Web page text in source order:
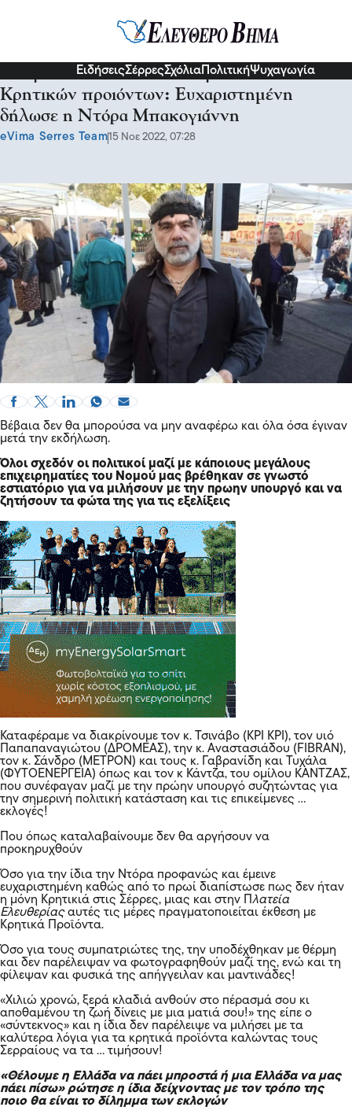
ΕιδήσειςΣέρρεςΣχόλια ΠολιτικήΨυχαγωγία
Και για την εκδήλωση και για την έκθεση
Κρητικών προιόντων: Ευχαριστημένη
δήλωσε η Ντόρα Μπακογιάννη
eVima Serres Team15 Νοε 2022, 07:28
Βέβαια δεν θα μπορούσα να μην αναφέρω και όλα όσα έγιναν
μετά την εκδήλωση.
Όλοι σχεδόν οι πολιτικοί μαζί με κάποιους μεγάλους
επιχειρηματίες του Νομού μας βρέθηκαν σε γνωστό
εστιατόριο για να μιλήσουν με την πρωην υπουργό και να
ζητήσουν τα φώτα της για τις εξελίξεις
Καταφέραμε να διακρίνουμε τον κ. Τσινάβο (ΚΡΙ ΚΡΙ), τον υιό
Παπαπαναγιώτου (ΔΡΟΜΕΑΣ), την κ. Αναστασιάδου (FIBRAN),
τον κ. Σάνδρο (ΜΕΤΡΟΝ) και τους κ. Γαβρανίδη και Τυχάλα
(ΦΥΤΟΕΝΕΡΓΕΙΑ) όπως και τον κ Κάντζα, του ομίλου ΚΑΝΤΖΑΣ,
που συνέφαγαν μαζί με την πρώην υπουργό συζητώντας για
την σημερινή πολιτική κατάσταση και τις επικείμενες …
εκλογές!
Που όπως καταλαβαίνουμε δεν θα αργήσουν να
προκηρυχθούν
Όσο για την ίδια την Ντόρα προφανώς και έμεινε
ευχαριστημένη καθώς από το πρωί διαπίστωσε πως δεν ήταν
η μόνη Κρητικιά στις Σέρρες, μιας και στην Π λατεία
Ελευθερίαςαυτές τις μέρες πραγματοποιείται έκθεση με
Κρητικά Προϊόντα.
Όσο για τους συμπατριώτες της, την υποδέχθηκαν με θέρμη
και δεν παρέλειψαν να φωτογραφηθούν μαζί της, ενώ και τη
φίλεψαν και φυσικά της απήγγειλαν και μαντινάδες!
«Χιλιώ χρονώ, ξερά κλαδιά ανθούν στο πέρασμά σου κι
αποθαμένου τη ζωή δίνεις με μια ματιά σου!» της είπε ο
«σύντεκνος» και η ίδια δεν παρέλειψε να μιλήσει με τα
καλύτερα λόγια για τα κρητικά προϊόντα καλώντας τους
Σερραίους να τα … τιμήσουν!
«Θέλουμε η Ελλάδα να πάει μπροστά ή μια Ελλάδα να μας
πάει πίσω» ρώτησε η ίδια δείχνοντας με τον τρόπο της
ποιο θα είναι το δίλημμα των εκλογών